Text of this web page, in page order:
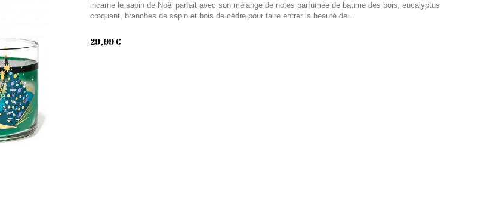
incarne le sapin de Noêl parfait avec son mélange de notes parfumée de baume des bois, eucalyptus
croquant, branches de sapin et bois de cèdre pour faire entrer la beauté de...
29,99 €